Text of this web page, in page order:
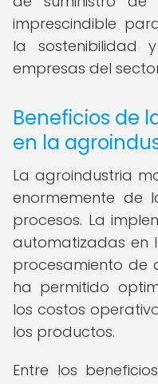
imprescindible
la sostenibilidad
empresas del
Beneficios de
en la
La agroindustria
enormemente de
procesos. La
automatizadas en
procesamiento de
ha permitido
los costos
los productos.
Entre los